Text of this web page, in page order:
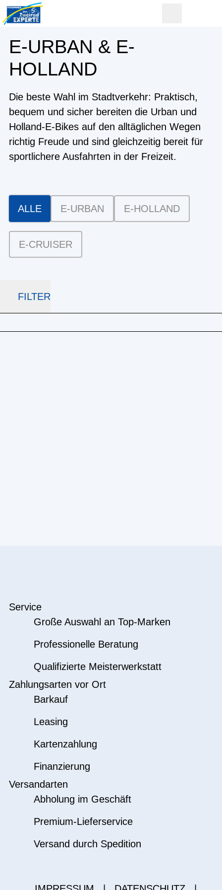
E-URBAN & E-
HOLLAND
Die beste Wahl im Stadtverkehr: Praktisch,
bequem und sicher bereiten die Urban und
Holland-E-Bikes auf den alltäglichen Wegen
richtig Freude und sind gleichzeitig bereit für
sportlichere Ausfahrten in der Freizeit.
ALLE E-URBAN E-HOLLAND
E-CRUISER
FILTER
Service
Große Auswahl an Top-Marken
Professionelle Beratung
Qualifizierte Meisterwerkstatt
Zahlungsarten vor Ort
Barkauf
Leasing
Kartenzahlung
Finanzierung
Versandarten
Abholung im Geschäft
Premium-Lieferservice
Versand durch Spedition